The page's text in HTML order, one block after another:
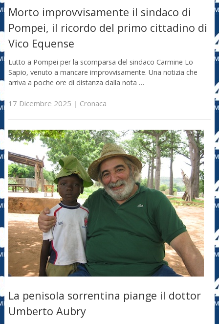
Morto improvvisamente il sindaco di
Pompei, il ricordo del primo cittadino di
Vico Equense
Lutto a Pompei per la scomparsa del sindaco Carmine Lo
Sapio, venuto a mancare improvvisamente. Una notizia che
arriva a poche ore di distanza dalla nota …
17 Dicembre 2025 | Cronaca
La penisola sorrentina piange il dottor
Umberto Aubry